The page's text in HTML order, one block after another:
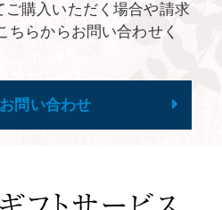
購入いただく場合や請求
ちらからお問い合わせく
問い合わせ